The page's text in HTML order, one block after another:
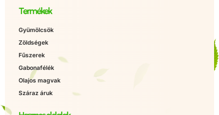
Termékek
Gyümölcsök
Zöldségek
Fűszerek
Gabonafélék
Olajos magvak
Száraz áruk